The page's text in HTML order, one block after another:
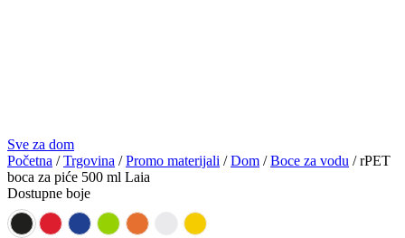
Sve za dom
Početna /Trgovina /Promo materijali /Dom /Boce za vodu / rPET
boca za piće 500 ml Laia
Dostupne boje